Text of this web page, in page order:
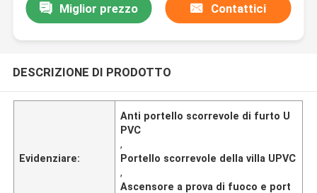
Miglior prezzo Contattici
DESCRIZIONE DI PRODOTTO
Evidenziare:
Anti portello scorrevole di furto U
PVC
,
Portello scorrevole della villa UPVC
,
Ascensore a prova di fuoco e port